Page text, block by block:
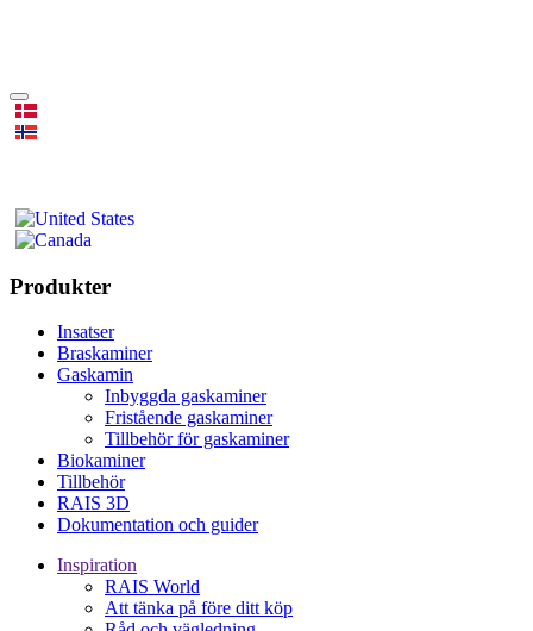
Produkter
Insatser
Braskaminer
Gaskamin
Inbyggda gaskaminer
Fristående gaskaminer
Tillbehör för gaskaminer
Biokaminer
Tillbehör
RAIS 3D
Dokumentation och guider
Inspiration
RAIS World
Att tänka på före ditt köp